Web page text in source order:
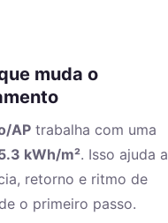
muda o
AP trabalha com uma
kWh/m². Isso ajuda a
retorno e ritmo de
o primeiro passo.